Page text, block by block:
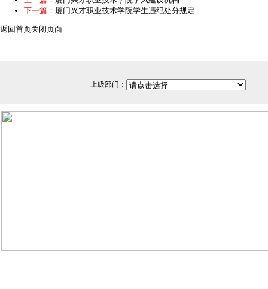
下一篇： 厦门兴才职业技术学院学生违纪处分规定
返回首页关闭页面
上级部门：